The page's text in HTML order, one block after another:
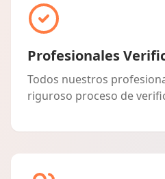
Profesionales
Todos nuestros
riguroso proceso de